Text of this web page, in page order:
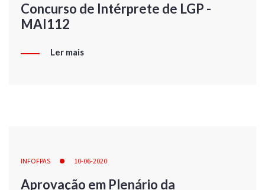
Concurso de Intérprete de LGP -
MAI112
Ler mais
INFOFPAS 10-06-2020
Aprovação em Plenário da